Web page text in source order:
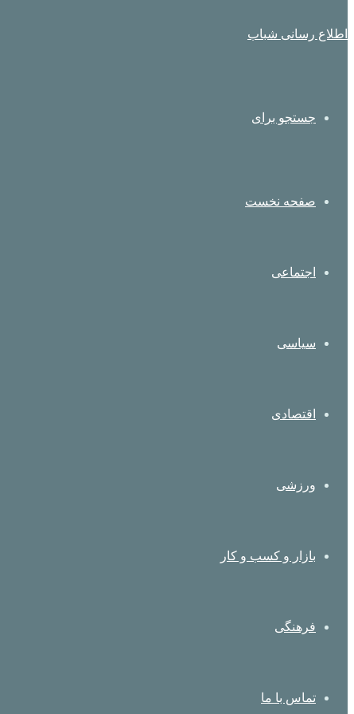
اطلاع رسانی شباب
جستجو برای
صفحه نخست
اجتماعی
سیاسی
اقتصادی
ورزشی
بازار و کسب و کار
فرهنگی
تماس با ما